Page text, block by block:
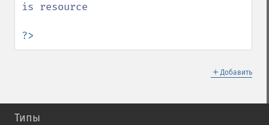
is resource
?>
＋ Добавить
Типы